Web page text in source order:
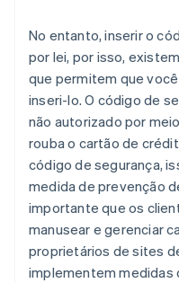
No entanto, inserir o
por lei, por isso,
que permitem que
inseri-lo. O código de
não autorizado por
rouba o cartão de
código de segurança,
medida de prevenção
importante que os
manusear e gerenciar
proprietários de sites
implementem medidas